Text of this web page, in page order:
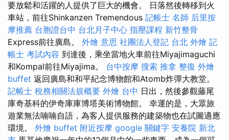
要放鬆和活躍的人提供了巨大的機會。 日落然後轉移到火
車站，前往Shinkanzen Tremendous 記帳士 名師 后里按
摩推薦 台胞證台中 台北月子中心 指壓課程 新竹整骨
Express前往廣島。 外燴 意思 社團法人登記 台北 外燴 記
帳士 考試內容 到達後，乘坐當地火車前往Miyajimaguchi
和Kompal前往Miyajima。 台中按摩 搜索 推拿 整復 外燴
buffet 返回廣島和和平紀念博物館和Atomb炸彈大教堂。
記帳士 稅務相關法規概要 外燴 台中 日出，然後參觀藤尾
庫奇基科的伊奇庫庫博塔美術博物館。 幸運的是，大眾旅
遊業無法喃喃自語，為客人提供服務的建築物也在試圖適應
環境。 外燴 buffet 附近按摩 google 關鍵字 安養院 新北